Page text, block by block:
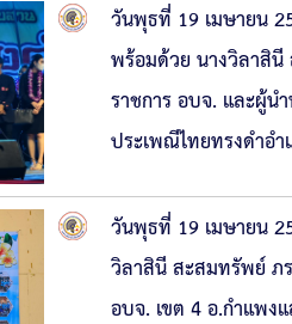
วันพุธที่ 19 เมษายน
พร้อมด้วย นางวิลาสิ
ราชการ อบจ. และผู้น
ประเพณีไทยทรงดำอำ
วันพุธที่ 19 เมษายน
วิลาสินี สะสมทรัพย์ ภ
อบจ. เขต 4 อ.กำแพง